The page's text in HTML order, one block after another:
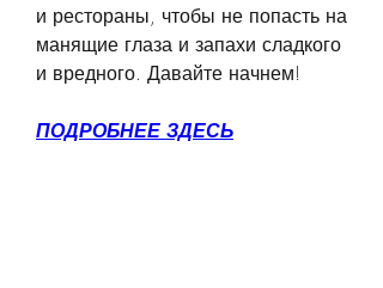
и рестораны, чтобы не попасть на
манящие глаза и запахи сладкого
и вредного. Давайте начнем!
ПОДРОБНЕЕ ЗДЕСЬ